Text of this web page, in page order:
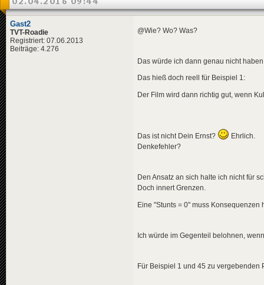
Gast2
TVT-Roadie
Registriert: 07.06.2013
Beiträge: 4.276
@Wie? Wo? Was?
Das würde ich dann genau nicht
Das hieß doch reell für Beispiel 1:
Der Film wird dann richtig gut, wenn
Das ist nicht Dein Ernst?
Ehrlich.
Denkefehler?
Den Ansatz an sich halte ich nicht für
Doch innert Grenzen.
Eine "Stunts = 0" muss
Ich würde im Gegenteil belohnen,
Für Beispiel 1 und 45 zu vergebenden